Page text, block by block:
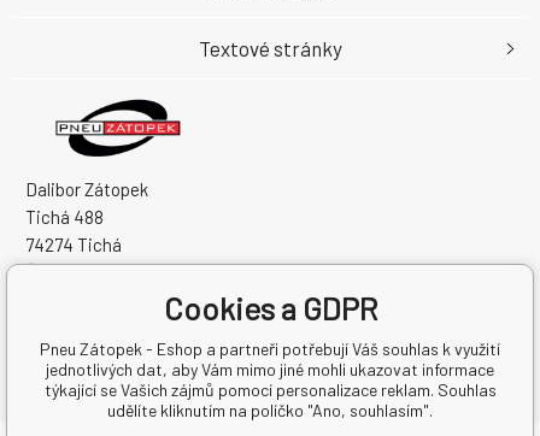
Dalibor Zátopek
Tichá 488
74274 Tichá
Česká Republika
DIČ: CZ7504094994
Textové stránky
Cookies a GDPR
Pneu Zátopek - Eshop a partneři potřebují Váš souhlas k využití
jednotlivých dat, aby Vám mimo jiné mohli ukazovat informace
týkající se Vašich zájmů pomocí personalizace reklam. Souhlas
udělíte kliknutím na políčko "Ano, souhlasím".